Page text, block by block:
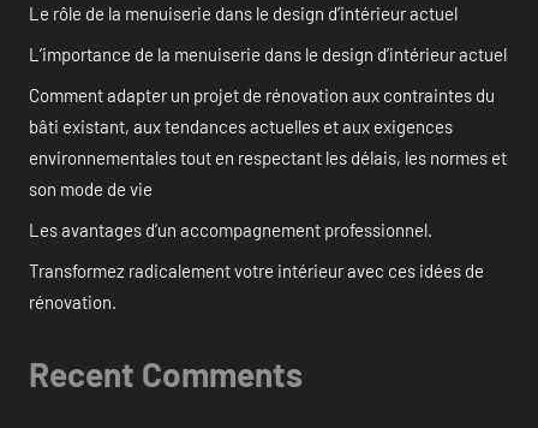
Le rôle de la menuiserie dans le design d’intérieur actuel
L’importance de la menuiserie dans le design d’intérieur actuel
Comment adapter un projet de rénovation aux contraintes du
bâti existant, aux tendances actuelles et aux exigences
environnementales tout en respectant les délais, les normes et
son mode de vie
Les avantages d’un accompagnement professionnel.
Transformez radicalement votre intérieur avec ces idées de
rénovation.
Recent Comments